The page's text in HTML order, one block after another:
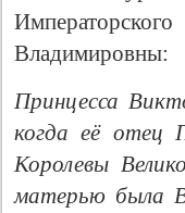
Владимировны:
Принцесса
когда её отец
Королевы
матерью была